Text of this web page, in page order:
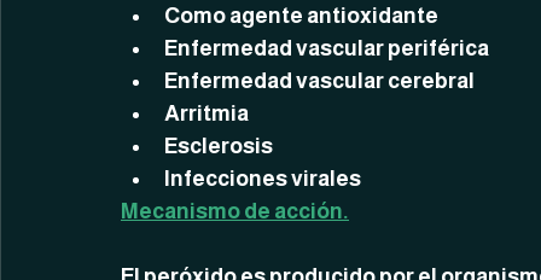
Como agente antioxidante
Enfermedad vascular periférica
Enfermedad vascular cerebral
Arritmia
Esclerosis
Infecciones virales
Mecanismo de acción.